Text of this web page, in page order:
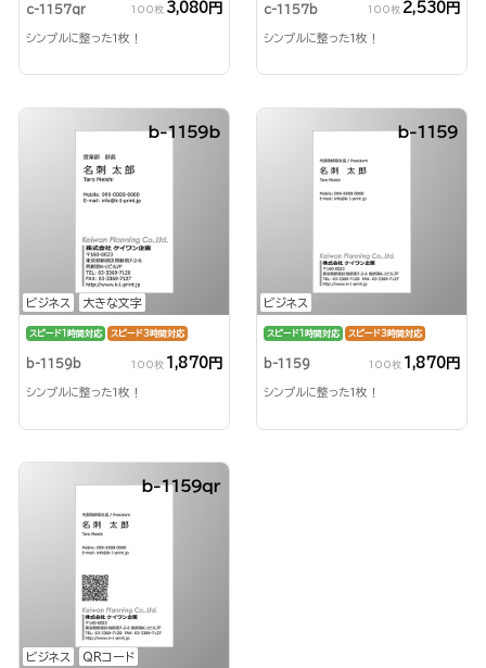
c-1157qr 100枚 3,080円
シンプルに整った1枚！
c-1157b 100枚 2,530円
シンプルに整った1枚！
ビジネス 大きな文字
b-1159b
スピード1時間対応 スピード3時間対応
b-1159b 100枚 1,870円
シンプルに整った1枚！
ビジネス
b-1159
スピード1時間対応 スピード3時間対応
b-1159 100枚 1,870円
シンプルに整った1枚！
ビジネス QRコード
b-1159qr